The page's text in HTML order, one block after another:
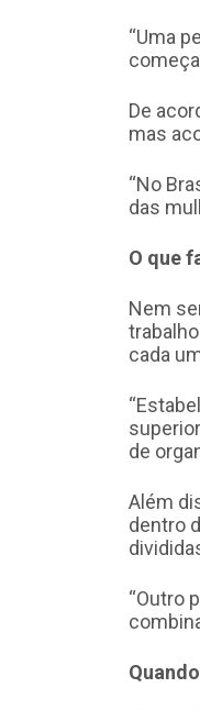
“Uma
De
mas
“No
das
O que
Nem
cada
de
Além
dentro
“Outro